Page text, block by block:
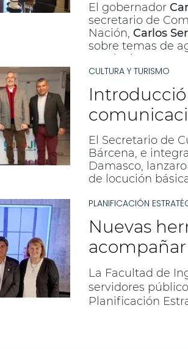
El gobernador
secretario de
Nación, Carlos
sobre temas de
Provincia.
CULTURA Y TURISMO
El Secretario de
Bárcena, e
Damasco,
de locución
mismo inicia este
las 9 horas en el
Andino).
PLANIFICACIÓN
Nuevas
La Facultad de
servidores
Planificación